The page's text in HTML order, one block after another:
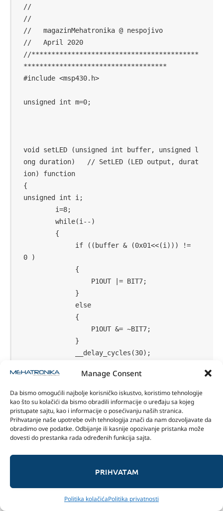
Manage Consent
Da bismo omogućili najbolje korisničko iskustvo, koristimo tehnologije
kao što su kolačići da bismo obradili informacije o uređaju sa kojeg
pristupate sajtu, kao i informacije o posećivanju naših stranica.
Prihvatanje naše upotrebe ovih tehnologija znači da nam dozvoljavate da
obradimo ove podatke. Odbijanje ili kasnije opozivanje pristanka može
dovesti do prestanka rada određenih funkcija sajta.
PRIHVATAM
Politika kolačićaPolitika privatnosti